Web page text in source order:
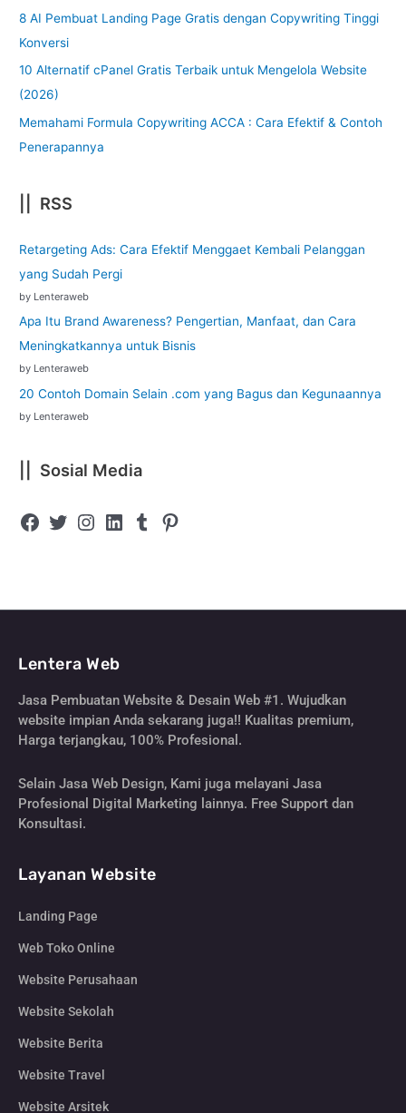
8 AI Pembuat Landing Page Gratis dengan Copywriting Tinggi
Konversi
10 Alternatif cPanel Gratis Terbaik untuk Mengelola Website
(2026)
Memahami Formula Copywriting ACCA : Cara Efektif & Contoh
Penerapannya
|| RSS
Retargeting Ads: Cara Efektif Menggaet Kembali Pelanggan
yang Sudah Pergi
by Lenteraweb
Apa Itu Brand Awareness? Pengertian, Manfaat, dan Cara
Meningkatkannya untuk Bisnis
by Lenteraweb
20 Contoh Domain Selain .com yang Bagus dan Kegunaannya
by Lenteraweb
|| Sosial Media
Lentera Web
Jasa Pembuatan Website & Desain Web #1. Wujudkan
website impian Anda sekarang juga!! Kualitas premium,
Harga terjangkau, 100% Profesional.
Selain Jasa Web Design, Kami juga melayani Jasa
Profesional Digital Marketing lainnya. Free Support dan
Konsultasi.
Layanan Website
Landing Page
Web Toko Online
Website Perusahaan
Website Sekolah
Website Berita
Website Travel
Website Arsitek